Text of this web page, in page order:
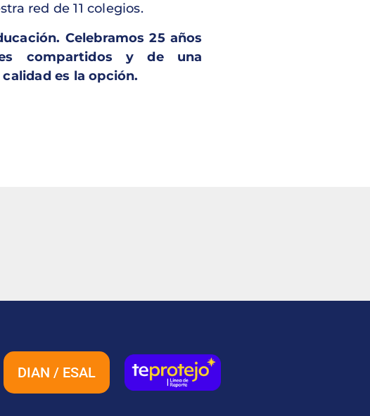
red de 11 colegios.
Celebramos 25 años
compartidos y de una
es la opción.
DIAN / ESAL